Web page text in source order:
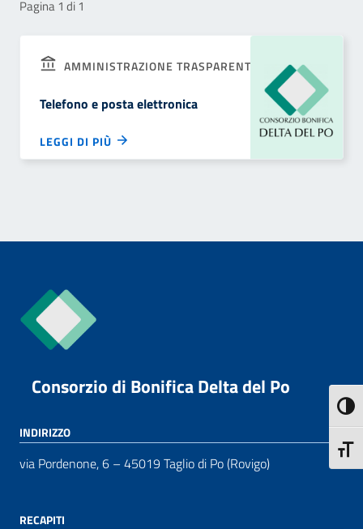
Pagina 1 di 1
AMMINISTRAZIONE TRASPARENTE
Telefono e posta elettronica
LEGGI DI PIÙ
Consorzio di Bonifica Delta del Po
INDIRIZZO
via Pordenone, 6 – 45019 Taglio di Po (Rovigo)
RECAPITI